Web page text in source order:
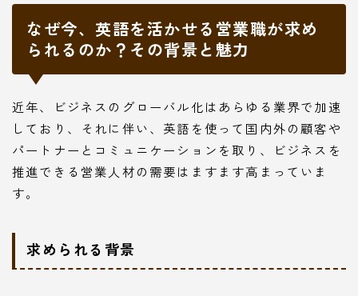
なぜ今、英語を活かせる営業職が求め
られるのか？その背景と魅力
近年、ビジネスのグローバル化はあらゆる業界で加速
しており、それに伴い、英語を使って国内外の顧客や
パートナーとコミュニケーションを取り、ビジネスを
推進できる営業人材の需要はますます高まっていま
す。
求められる背景